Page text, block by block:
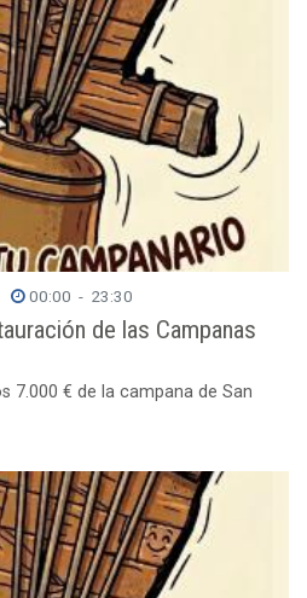
00:00 - 23:30
de las Campanas
7.000 € de la campana de San